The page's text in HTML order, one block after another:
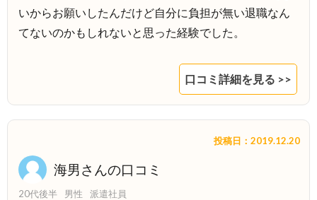
いからお願いしたんだけど自分に負担が無い退職なん
てないのかもしれないと思った経験でした。
口コミ詳細を見る >>
海男さんの口コミ
投稿日：2019.12.20
20代後半 男性 派遣社員